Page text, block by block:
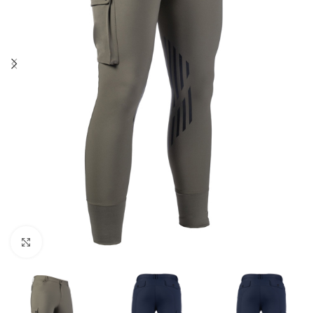
Click to enlarge